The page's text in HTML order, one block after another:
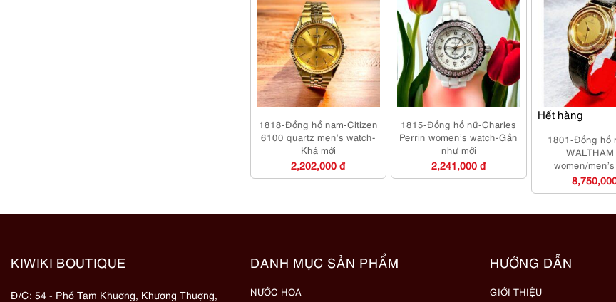
1818-Đồng hồ nam-Citizen
6100 quartz men’s watch-
Khá mới
2,202,000 đ
1815-Đồng hồ nữ-Charles
Perrin women’s watch-Gần
như mới
2,241,000 đ
Hết hàng
1801-Đồng hồ
women/
KIWIKI BOUTIQUE
Đ/C: 54 - Phố Tam Khương, Khương Thượng,
DANH MỤC SẢN PHẨM
NƯỚC HOA
HƯỚNG DẪN
GIỚI THIỆU